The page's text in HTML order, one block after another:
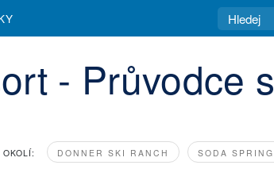
- Průvodce
OKOLÍ: DONNER SKI RANCH SODA
Resort |